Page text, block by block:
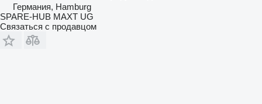
Германия, Hamburg
SPARE-HUB MAXT UG
Связаться с продавцом